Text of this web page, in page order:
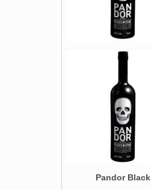
Pandor Black